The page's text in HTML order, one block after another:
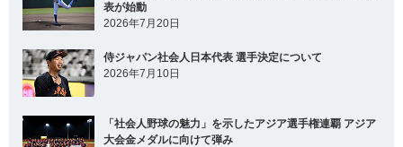
表が始動
2026年7月20日
侍ジャパン社会人日本代表 選手決定について
2026年7月10日
「社会人野球の魅力」を示したアジア選手権連覇 アジア
大会金メダルに向けて弾み